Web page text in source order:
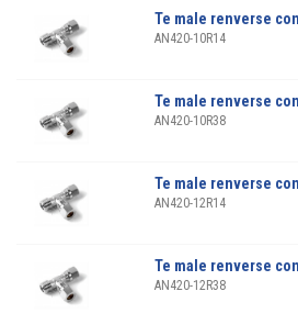
Te male renverse
AN420-10R14
Te male renverse
AN420-10R38
Te male renverse
AN420-12R14
Te male renverse
AN420-12R38